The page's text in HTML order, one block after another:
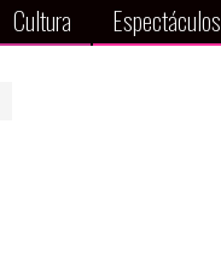
Cultura Espectáculos